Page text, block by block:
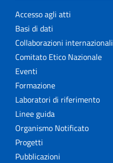
Accesso agli atti
Basi di dati
Collaborazioni internazionali
Comitato Etico Nazionale
Eventi
Formazione
Laboratori di riferimento
Linee guida
Organismo Notificato
Progetti
Pubblicazioni